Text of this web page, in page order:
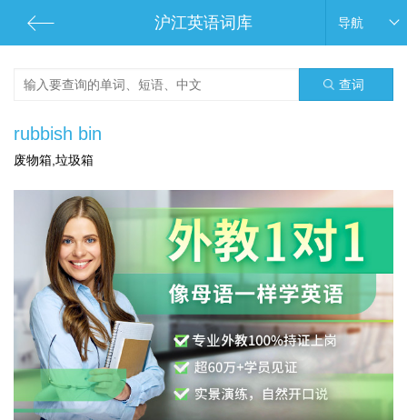
沪江英语词库 导航
查词
rubbish bin
废物箱,垃圾箱